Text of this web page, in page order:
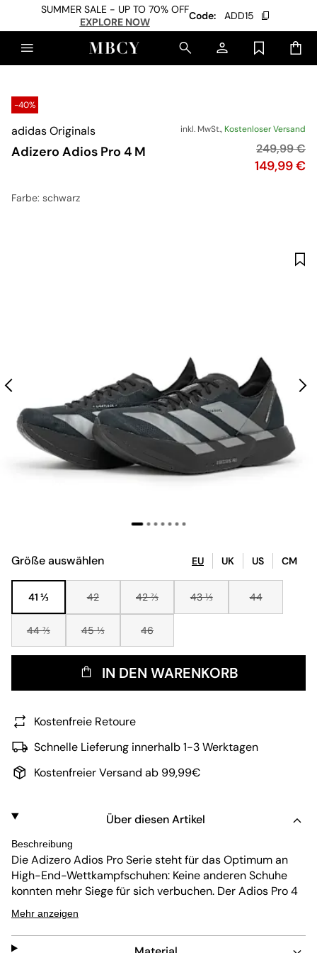
SUMMER SALE - UP TO 70% OFF
EXPLORE NOW
Code: ADD15
-40%
adidas Originals
Adizero Adios Pro 4 M
inkl. MwSt., Kostenloser Versand
Preis
149,99 €
249,99 €
Farbe: schwarz
Größe auswählen EU UK US CM
41 ⅓ 42 42 ⅔ 43 ⅓ 44
44 ⅔ 45 ⅓ 46
IN DEN WARENKORB
Kostenfreie Retoure
Schnelle Lieferung innerhalb 1-3 Werktagen
Kostenfreier Versand ab 99,99€
Über diesen Artikel
Beschreibung
Die Adizero Adios Pro Serie steht für das Optimum an
High-End-Wettkampfschuhen: Keine anderen Schuhe
konnten mehr Siege für sich verbuchen. Der Adios Pro 4
verspricht Speed wie nie zuvor und ist für Läufer_innen
designt, die Rennen gewinnen und Rekorde brechen
wollen. Mit verbesserten Features optimiert der Schuh
Mehr anzeigen